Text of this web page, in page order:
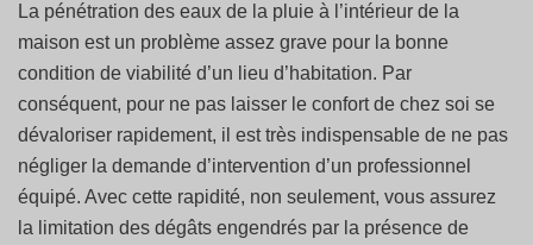
La pénétration des eaux de la pluie à l’intérieur de la
maison est un problème assez grave pour la bonne
condition de viabilité d’un lieu d’habitation. Par
conséquent, pour ne pas laisser le confort de chez soi se
dévaloriser rapidement, il est très indispensable de ne pas
négliger la demande d’intervention d’un professionnel
équipé. Avec cette rapidité, non seulement, vous assurez
la limitation des dégâts engendrés par la présence de